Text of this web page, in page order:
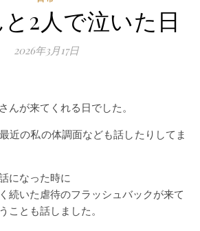
2人で泣いた日
2026年3月17日
んが来てくれる日でした。
近の私の体調面なども話したりしてま
になった時に
続いた虐待のフラッシュバックが来て
ことも話しました。